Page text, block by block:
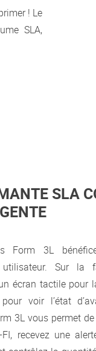
! Le
SLA,
SLA
Form 3L
utilisateur. Sur la
écran tactile pour
voir l’état
3L vous permet
recevez une